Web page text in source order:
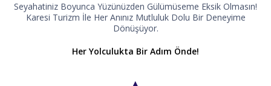
Seyahatiniz Boyunca Yüzünüzden Gülümüseme Eksik Olmasın!
Karesi Turizm İle Her Anınız Mutluluk Dolu Bir Deneyime
Dönüşüyor.
Her Yolculukta Bir Adım Önde!